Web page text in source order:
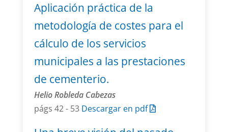
Aplicación práctica de la
metodología de costes para el
cálculo de los servicios
municipales a las prestaciones
de cementerio.
Helio Robleda Cabezas
págs 42 - 53 Descargar en pdf